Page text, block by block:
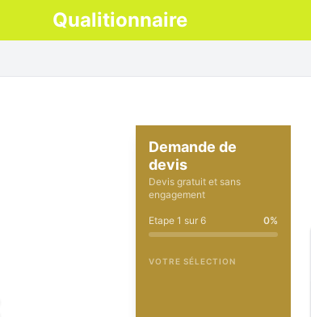
Qualitionnaire
Demande de
devis
Devis gratuit et sans
engagement
Etape 1 sur 6 0%
VOTRE SÉLECTION